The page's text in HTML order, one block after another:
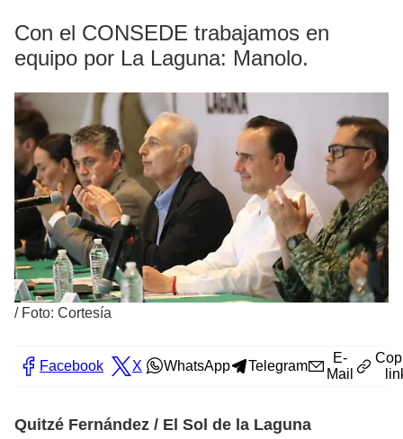
Con el CONSEDE trabajamos en
equipo por La Laguna: Manolo.
/ Foto: Cortesía
Facebook X WhatsApp Telegram
E-
Mail
Quitzé Fernández / El Sol de la Laguna